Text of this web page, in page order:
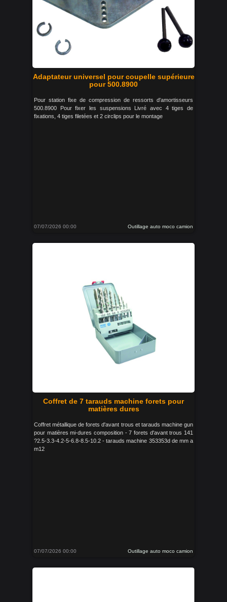
Adaptateur universel pour coupelle supérieure
pour 500.8900
Pour station fixe de compression de ressorts d'amortisseurs
500.8900 Pour fixer les suspensions Livré avec 4 tiges de
fixations, 4 tiges filetées et 2 circlips pour le montage
07/07/2026 00:00 Outillage auto moco camion
Coffret de 7 tarauds machine forets pour
matières dures
Coffret métallique de forets d'avant trous et tarauds machine gun
pour matières mi-dures composition - 7 forets d'avant trous 141
?2.5-3.3-4.2-5-6.8-8.5-10.2 - tarauds machine 353353d de mm a
m12
07/07/2026 00:00 Outillage auto moco camion